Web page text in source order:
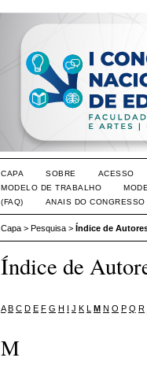
CAPA SOBRE ACESSO
MODELO DE TRABALHO
(FAQ)
ANAIS DO
Capa > Pesquisa > Índice de
Índice de
A B C D E F G H I J K L M N O P Q R
M